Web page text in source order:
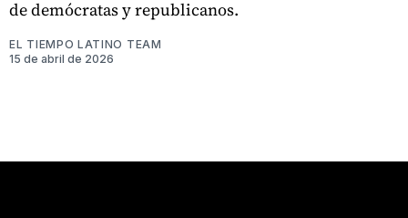
de demócratas y republicanos.
EL TIEMPO LATINO TEAM
15 de abril de 2026